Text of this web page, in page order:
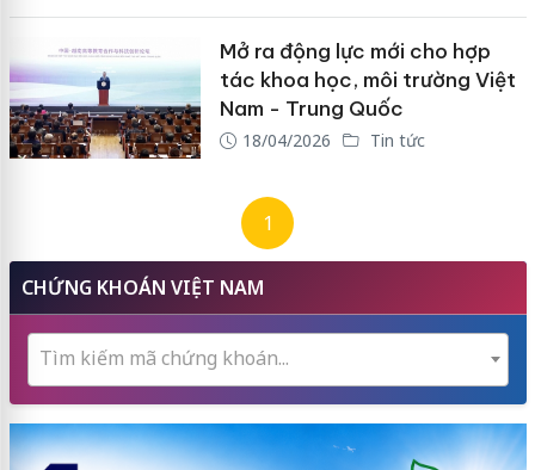
Mở ra động lực mới cho hợp
tác khoa học, môi trường Việt
Nam - Trung Quốc
18/04/2026 Tin tức
1
CHỨNG KHOÁN VIỆT NAM
Tìm kiếm mã chứng khoán...